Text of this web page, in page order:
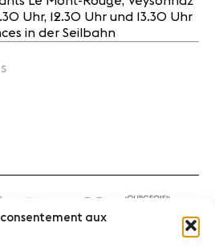
aux
Uhr, 12.30 Uhr und 13.30 Uhr
in der Seilbahn